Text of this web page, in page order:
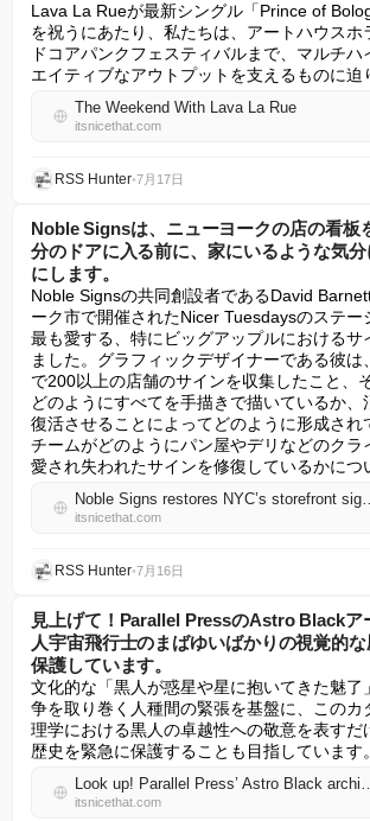
Lava La Rueが最新シングル「Prince of
を祝うにあたり、私たちは、アートハウスホ
ドコアパンクフェスティバルまで、マルチハ
エイティブなアウトプットを支えるものに迫
The Weekend With Lava La Rue
itsnicethat.com
RSS Hunter•7月17日
Noble Signsは、ニューヨークの店の看板
分のドアに入る前に、家にいるような気分
にします。
Noble Signsの共同創設者であるDavid
ーク市で開催されたNicer Tuesdaysのステー
最も愛する、特にビッグアップルにおけるサ
ました。グラフィックデザイナーである彼は
で200以上の店舗のサインを収集したこと、
どのようにすべてを手描きで描いているか、
復活させることによってどのように形成され
チームがどのようにパン屋やデリなどのクラ
愛され失われたサインを修復しているかにつ
Noble Signs restores NYC’s storefront
itsnicethat.com
RSS Hunter•7月16日
見上げて！Parallel PressのAstro Blackア
人宇宙飛行士のまばゆいばかりの視覚的な
保護しています。
文化的な「黒人が惑星や星に抱いてきた魅了
争を取り巻く人種間の緊張を基盤に、このカ
理学における黒人の卓越性への敬意を表すだ
歴史を緊急に保護することも目指しています。
Look up! Parallel Press’ Astro Black archives
itsnicethat.com